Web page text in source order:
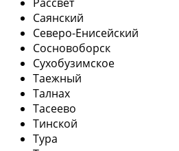
Саянский
Северо-Енисейский
Сосновоборск
Сухобузимское
Таежный
Талнах
Тасеево
Тинской
Тура